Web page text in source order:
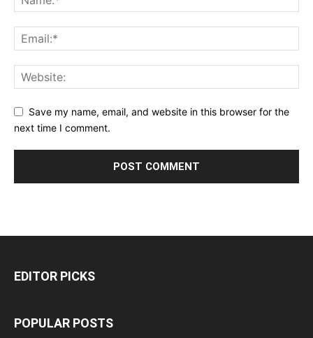
Save my name, email, and website in this browser for the
next time I comment.
EDITOR PICKS
POPULAR POSTS